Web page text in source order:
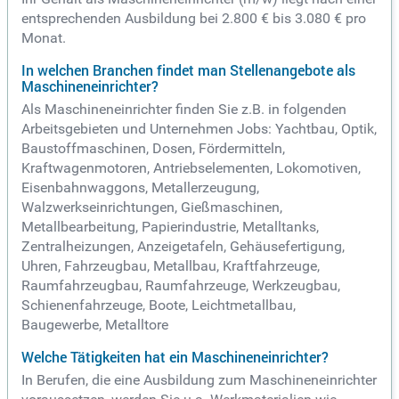
entsprechenden Ausbildung bei 2.800 € bis 3.080 € pro
Monat.
In welchen Branchen findet man Stellenangebote als
Maschineneinrichter?
Als Maschineneinrichter finden Sie z.B. in folgenden
Arbeitsgebieten und Unternehmen Jobs: Yachtbau, Optik,
Baustoffmaschinen, Dosen, Fördermitteln,
Kraftwagenmotoren, Antriebselementen, Lokomotiven,
Eisenbahnwaggons, Metallerzeugung,
Walzwerkseinrichtungen, Gießmaschinen,
Metallbearbeitung, Papierindustrie, Metalltanks,
Zentralheizungen, Anzeigetafeln, Gehäusefertigung,
Uhren, Fahrzeugbau, Metallbau, Kraftfahrzeuge,
Raumfahrzeugbau, Raumfahrzeuge, Werkzeugbau,
Schienenfahrzeuge, Boote, Leichtmetallbau,
Baugewerbe, Metalltore
Welche Tätigkeiten hat ein Maschineneinrichter?
In Berufen, die eine Ausbildung zum Maschineneinrichter